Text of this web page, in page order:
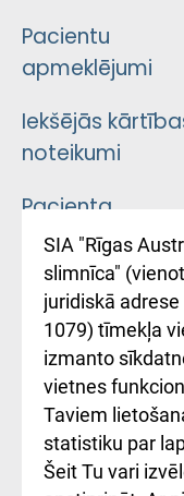
Pacientu
apmeklējumi
Iekšējās
noteikumi
Pacienta
atsauksmju/
iesniegšanas
kārtība
Kā pie mums
Rēķinu
ceļvedis
SIA "Rīgas
slimnīca"
juridiskā adrese
1079) tīmekļa
izmanto
vietnes
Taviem
statistiku par
Šeit Tu vari